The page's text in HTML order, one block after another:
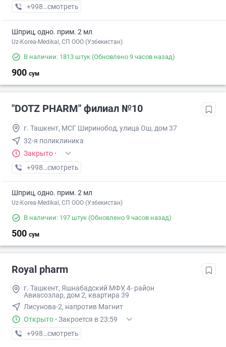
+998 (77) XXX-XX-XX
смотреть
Шприц, одно. прим. 2 мл
Uz-Korea-Medikal, СП ООО (Узбекистан)
В наличии: 1813 штук (Обновлено 9 часов назад)
900 сум
"DOTZ PHARM" филиал №10
г. Ташкент, МСГ Ширинобод, улица Ош, дом 37
32-я поликлиника
Закрыто ·
+998 (77) XXX-XX-XX
смотреть
Шприц, одно. прим. 2 мл
Uz-Korea-Medikal, СП ООО (Узбекистан)
В наличии: 197 штук (Обновлено 9 часов назад)
500 сум
Royal pharm
г. Ташкент, Яшнабадский МФУ, 4- район
Авиасозлар, дом 2, квартира 39
Лисунова-2, напротив Магнит
Открыто · Закроется в 23:59
+998 (91) XXX-XX-XX
смотреть